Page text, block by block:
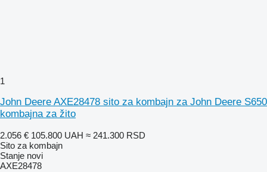
1
John Deere AXE28478 sito za kombajn za John Deere S650
kombajna za žito
2.056 € 105.800 UAH ≈ 241.300 RSD
Sito za kombajn
Stanje novi
AXE28478